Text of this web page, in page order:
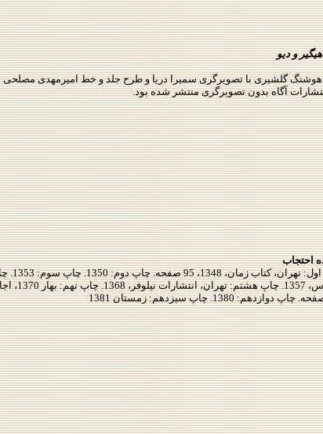
و دیو
آگاه بدون تصویرگری منتشر شده بود.
احتجاب